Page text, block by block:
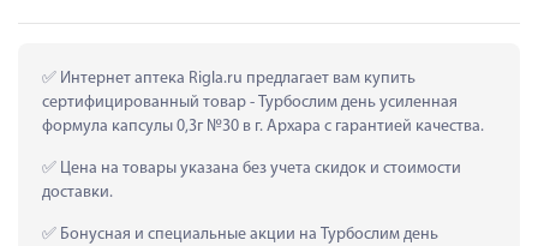
Интернет аптека Rigla.ru предлагает вам купить
сертифицированный товар - Турбослим день усиленная
формула капсулы 0,3г №30 в г. Архара с гарантией качества.
Цена на товары указана без учета скидок и стоимости
доставки.
Бонусная и специальные акции на Турбослим день